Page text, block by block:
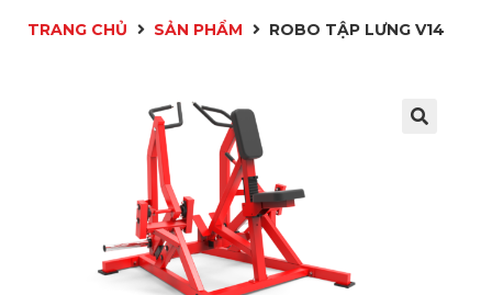
TRANG CHỦ SẢN PHẨM ROBO TẬP LƯNG V14